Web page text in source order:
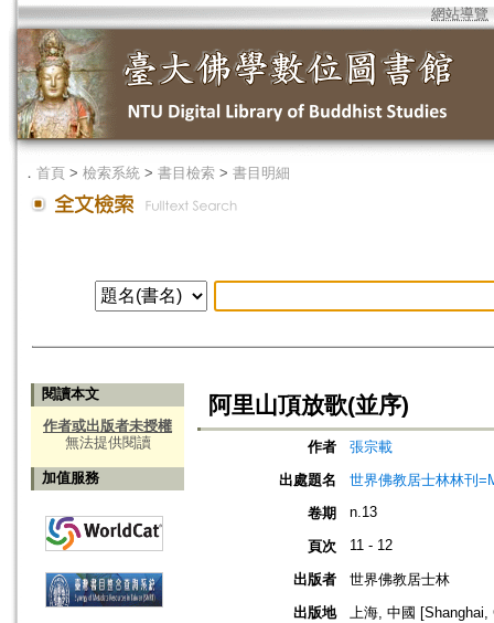
網站導覽
． 首頁 > 檢索系統 > 書目檢索 > 書目明細
閱讀本文
作者或出版者未授權
無法提供閱讀
加值服務
阿里山頂放歌(並序)
作者
張宗載
出處題名
世界佛教居士林林刊
卷期
n.13
頁次 11 - 12
出版者
世界佛教居士林
出版地
上海, 中國 [Shanghai,